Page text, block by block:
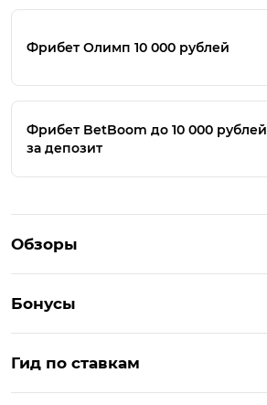
Фрибет Олимп 10 000 рублей
Фрибет BetBoom до 10 000 рублей
за депозит
Обзоры
BetBoom
Бонусы
Бонусы BetBoom
Гид по ставкам